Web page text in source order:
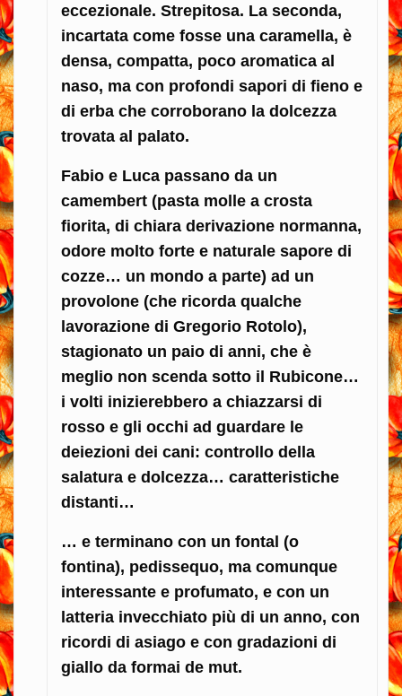
eccezionale. Strepitosa. La seconda,
incartata come fosse una caramella, è
densa, compatta, poco aromatica al
naso, ma con profondi sapori di fieno e
di erba che corroborano la dolcezza
trovata al palato.
Fabio e Luca passano da un
camembert (pasta molle a crosta
fiorita, di chiara derivazione normanna,
odore molto forte e naturale sapore di
cozze… un mondo a parte) ad un
provolone (che ricorda qualche
lavorazione di Gregorio Rotolo),
stagionato un paio di anni, che è
meglio non scenda sotto il Rubicone…
i volti inizierebbero a chiazzarsi di
rosso e gli occhi ad guardare le
deiezioni dei cani: controllo della
salatura e dolcezza… caratteristiche
distanti…
… e terminano con un fontal (o
fontina), pedissequo, ma comunque
interessante e profumato, e con un
latteria invecchiato più di un anno, con
ricordi di asiago e con gradazioni di
giallo da formai de mut.